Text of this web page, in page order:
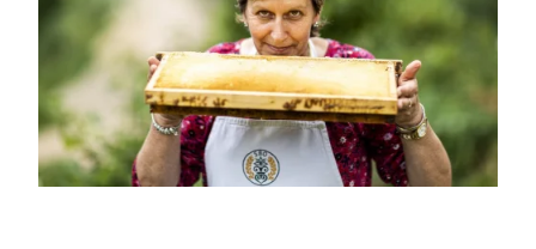
Mitgliedschaft
Landessekretariat
Bäuerliche Buffets
Hofgeschichten